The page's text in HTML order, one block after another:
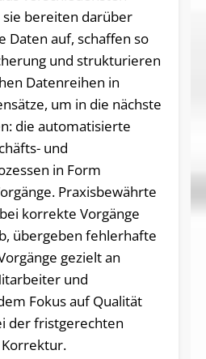
bereiten darüber
Daten auf, schaffen so
und strukturieren
Datenreihen in
um in die nächste
die automatisierte
und
in Form
Praxisbewährte
korrekte Vorgänge
übergeben fehlerhafte
gezielt an
und
Fokus auf Qualität
der fristgerechten